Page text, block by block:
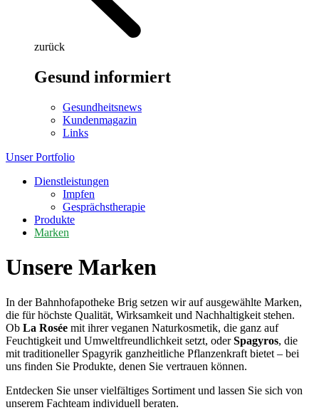
zurück
Gesund informiert
Gesundheitsnews
Kundenmagazin
Links
Unser Portfolio
Dienstleistungen
Impfen
Gesprächstherapie
Produkte
Marken
Unsere Marken
In der Bahnhofapotheke Brig setzen wir auf ausgewählte Marken,
die für höchste Qualität, Wirksamkeit und Nachhaltigkeit stehen.
Ob La Rosée mit ihrer veganen Naturkosmetik, die ganz auf
Feuchtigkeit und Umweltfreundlichkeit setzt, oderSpagyros, die
mit traditioneller Spagyrik ganzheitliche Pflanzenkraft bietet – bei
uns finden Sie Produkte, denen Sie vertrauen können.
Entdecken Sie unser vielfältiges Sortiment und lassen Sie sich von
unserem Fachteam individuell beraten.